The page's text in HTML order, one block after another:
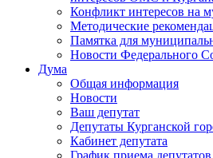
Конфликт интересов на
Методические
Памятка для
Новости Федерального
Дума
Общая информация
Новости
Ваш депутат
Депутаты Курганской
Кабинет депутата
График приема депутатов